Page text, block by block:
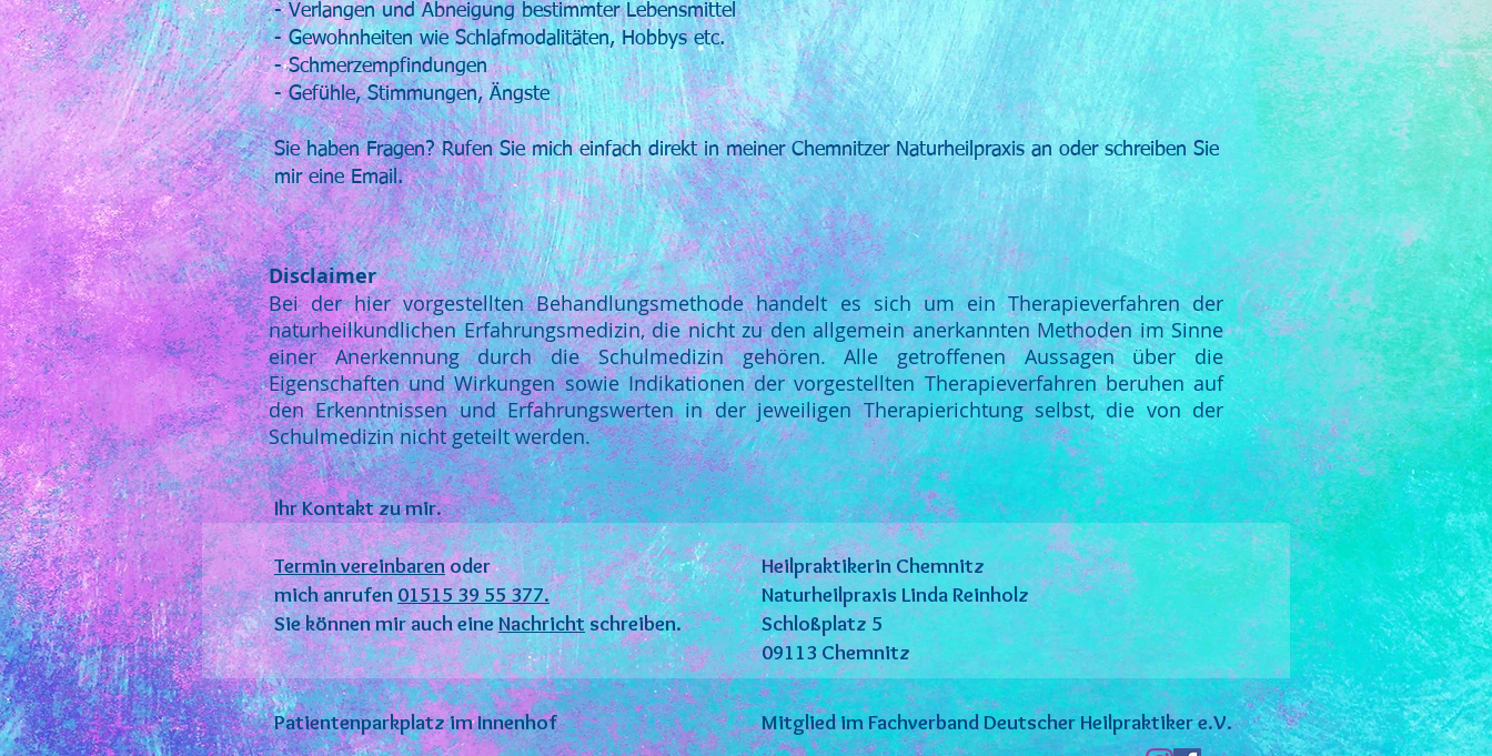
- Verlangen und Abneigung bestimmter Lebensmittel
- Gewohnheiten wie Schlafmodalitäten, Hobbys etc.
- Schmerzempfindungen
- Gefühle, Stimmungen, Ängste
Sie haben Fragen? Rufen Sie mich einfach direkt in meiner Chemnitzer Naturheilpraxis an oder schreiben Sie
mir eine Email.
Disclaimer
Bei der hier vorgestellten Behandlungsmethode handelt es sich um ein Therapieverfahren der
naturheilkundlichen Erfahrungsmedizin, die nicht zu den allgemein anerkannten Methoden im Sinne
einer Anerkennung durch die Schulmedizin gehören. Alle getroffenen Aussagen über die
Eigenschaften und Wirkungen sowie Indikationen der vorgestellten Therapieverfahren beruhen auf
den Erkenntnissen und Erfahrungswerten in der jeweiligen Therapierichtung selbst, die von der
Schulmedizin nicht geteilt werden.
Ihr Kontakt zu mir.
Termin vereinbarenoder
mich anrufen01515 39 55 377.
Sie können mir auch eineNachrichtschreiben.
Patientenparkplatz im Innenhof
Heilpraktikerin Chemnitz
Naturheilpraxis Linda Reinholz
Schloßplatz 5
09113 Chemnitz
Mitglied im Fachverband Deutscher Heilpraktiker e.V.